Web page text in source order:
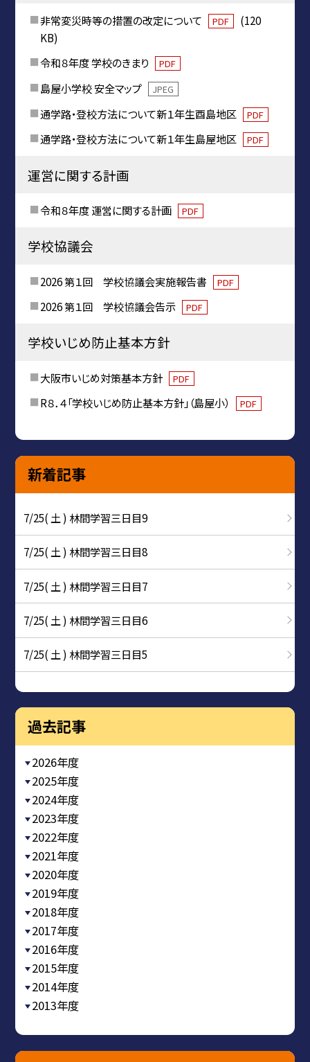
非常変災時等の措置の改定について PDF
(120
KB)
令和８年度 学校のきまり
PDF
島屋小学校 安全マップ JPEG
通学路・登校方法について新１年生酉島地区 PDF
通学路・登校方法について新１年生島屋地区 PDF
運営に関する計画
令和８年度 運営に関する計画 PDF
学校協議会
2026 第１回 学校協議会実施報告書 PDF
2026 第１回 学校協議会告示 PDF
学校いじめ防止基本方針
大阪市いじめ対策基本方針 PDF
R８．４「学校いじめ防止基本方針」（島屋小） PDF
新着記事
7/25( 土 ) 林間学習三日目9
7/25( 土 ) 林間学習三日目8
7/25( 土 ) 林間学習三日目7
7/25( 土 ) 林間学習三日目6
7/25( 土 ) 林間学習三日目5
過去記事
2026年度
2025年度
2024年度
2023年度
2022年度
2021年度
2020年度
2019年度
2018年度
2017年度
2016年度
2015年度
2014年度
2013年度